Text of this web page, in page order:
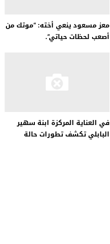
معز مسعود ينعي أخته: “موتك من
أصعب لحظات حياتي”.
في العناية المركزة ابنة سهير
البابلي تكشف تطورات حالة